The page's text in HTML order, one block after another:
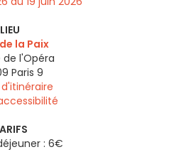
LIEU
la Paix
de l'Opéra
Paris 9
: 6€